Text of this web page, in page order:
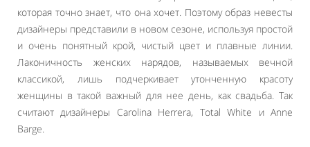
которая точно знает, что она хочет. Поэтому образ невесты
дизайнеры представили в новом сезоне, используя простой
и очень понятный крой, чистый цвет и плавные линии.
Лаконичность женских нарядов, называемых вечной
классикой, лишь подчеркивает утонченную красоту
женщины в такой важный для нее день, как свадьба. Так
считают дизайнеры Carolina Herrera, Total White и Anne
Barge.